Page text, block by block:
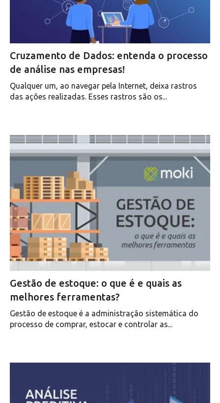
Cruzamento de Dados: entenda o processo
de análise nas empresas!
Qualquer um, ao navegar pela Internet, deixa rastros
das ações realizadas. Esses rastros são os...
Gestão de estoque: o que é e quais as
melhores ferramentas?
Gestão de estoque é a administração sistemática do
processo de comprar, estocar e controlar as...